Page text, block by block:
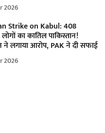
2026
Strike on Kabul: 408
का कातिल पाकिस्तान!
ने लगाया आरोप, PAK ने दी सफाई
2026